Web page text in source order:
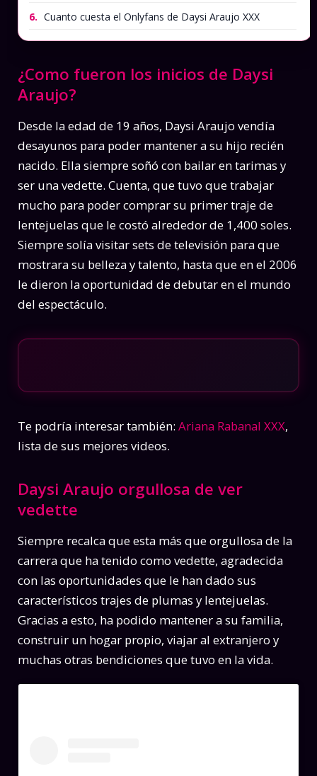
6. Cuanto cuesta el Onlyfans de Daysi Araujo XXX
¿Como fueron los inicios de Daysi
Araujo?
Desde la edad de 19 años, Daysi Araujo vendía
desayunos para poder mantener a su hijo recién
nacido. Ella siempre soñó con bailar en tarimas y
ser una vedette. Cuenta, que tuvo que trabajar
mucho para poder comprar su primer traje de
lentejuelas que le costó alrededor de 1,400 soles.
Siempre solía visitar sets de televisión para que
mostrara su belleza y talento, hasta que en el 2006
le dieron la oportunidad de debutar en el mundo
del espectáculo.
Te podría interesar también: Ariana Rabanal XXX,
lista de sus mejores videos.
Daysi Araujo orgullosa de ver
vedette
Siempre recalca que esta más que orgullosa de la
carrera que ha tenido como vedette, agradecida
con las oportunidades que le han dado sus
característicos trajes de plumas y lentejuelas.
Gracias a esto, ha podido mantener a su familia,
construir un hogar propio, viajar al extranjero y
muchas otras bendiciones que tuvo en la vida.